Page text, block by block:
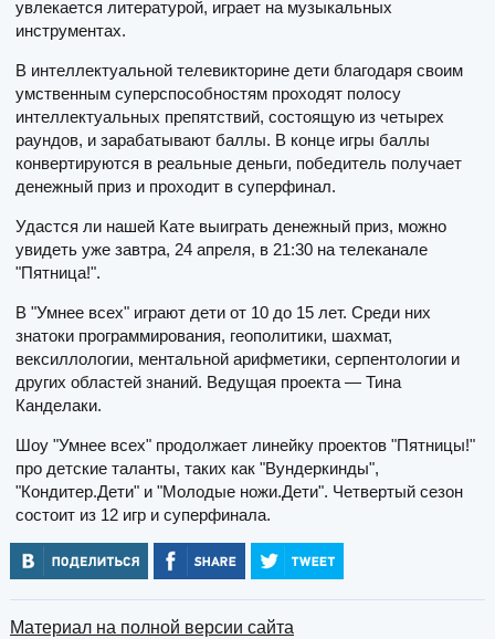
увлекается литературой, играет на музыкальных
инструментах.
В интеллектуальной телевикторине дети благодаря своим
умственным суперспособностям проходят полосу
интеллектуальных препятствий, состоящую из четырех
раундов, и зарабатывают баллы. В конце игры баллы
конвертируются в реальные деньги, победитель получает
денежный приз и проходит в суперфинал.
Удастся ли нашей Кате выиграть денежный приз, можно
увидеть уже завтра, 24 апреля, в 21:30 на телеканале
"Пятница!".
В "Умнее всех" играют дети от 10 до 15 лет. Среди них
знатоки программирования, геополитики, шахмат,
вексиллологии, ментальной арифметики, серпентологии и
других областей знаний. Ведущая проекта — Тина
Канделаки.
Шоу "Умнее всех" продолжает линейку проектов "Пятницы!"
про детские таланты, таких как "Вундеркинды",
"Кондитер.Дети" и "Молодые ножи.Дети". Четвертый сезон
состоит из 12 игр и суперфинала.
Материал на полной версии сайта